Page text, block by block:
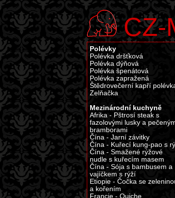
CZ-
Polévky
Polévka dršťková
Polévka dýňová
Polévka špenátová
Polévka zapražená
Štědrovečerní kapří
Zelňačka
Mezinárodní kuchyně
Afrika - Pštrosí steak s
fazolovými lusky a
bramborami
Čína - Jarní závitky
Čína - Kuřecí kung-pao s
Čína - Smažené rýžové
nudle s kuřecím masem
Čína - Sója s bambusem a
vajíčkem s rýží
Etiopie - Čočka se
a kořením
Francie - Quiche